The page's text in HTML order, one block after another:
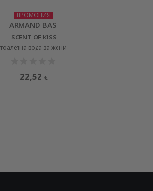
ПРОМОЦИЯ
ARMAND BASI
SCENT OF KISS
тоалетна вода за жени
22,52 €